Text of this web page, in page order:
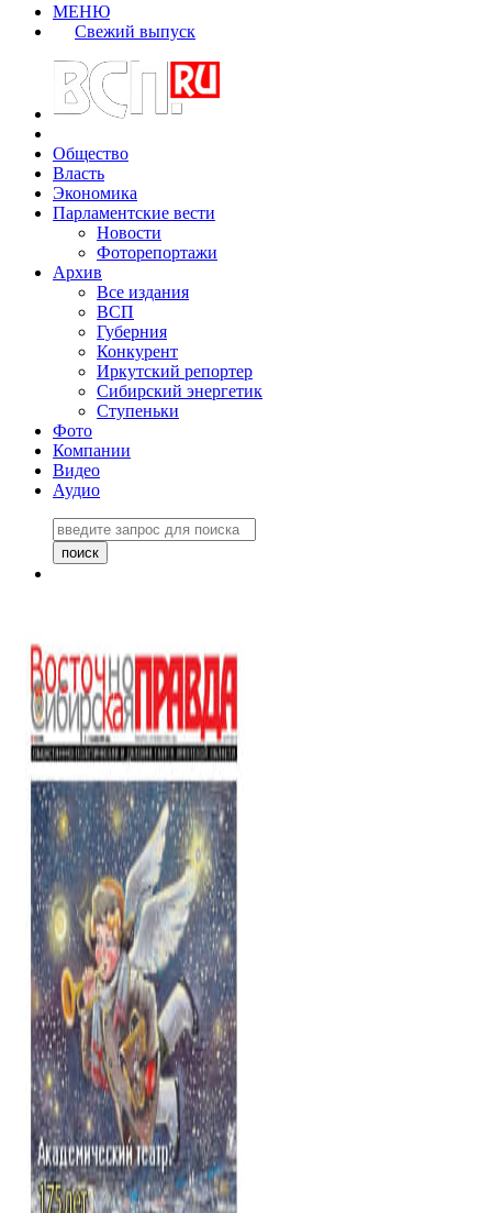
МЕНЮ
Свежий выпуск
Общество
Власть
Экономика
Парламентские вести
Новости
Фоторепортажи
Архив
Все издания
ВСП
Губерния
Конкурент
Иркутский репортер
Сибирский энергетик
Ступеньки
Фото
Компании
Видео
Аудио